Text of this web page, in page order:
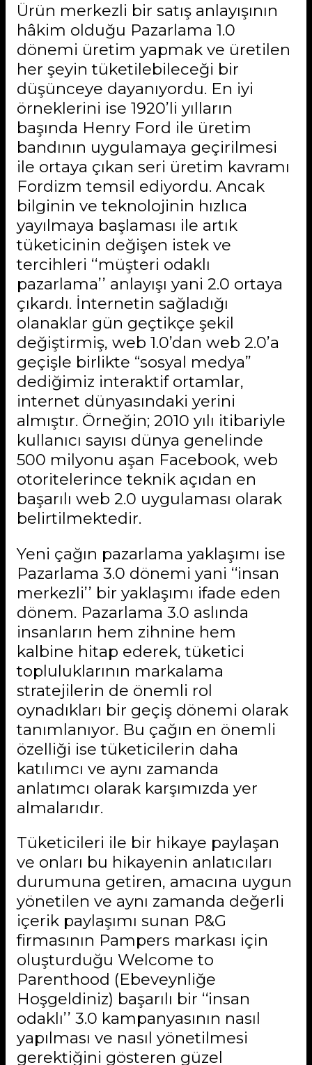
Ürün merkezli bir satış anlayışının
hâkim olduğu Pazarlama 1.0
dönemi üretim yapmak ve üretilen
her şeyin tüketilebileceği bir
düşünceye dayanıyordu. En iyi
örneklerini ise 1920’li yılların
başında Henry Ford ile üretim
bandının uygulamaya geçirilmesi
ile ortaya çıkan seri üretim kavramı
Fordizm temsil ediyordu. Ancak
bilginin ve teknolojinin hızlıca
yayılmaya başlaması ile artık
tüketicinin değişen istek ve
tercihleri ‘‘müşteri odaklı
pazarlama’’ anlayışı yani 2.0 ortaya
çıkardı. İnternetin sağladığı
olanaklar gün geçtikçe şekil
değiştirmiş, web 1.0’dan web 2.0’a
geçişle birlikte “sosyal medya”
dediğimiz interaktif ortamlar,
internet dünyasındaki yerini
almıştır. Örneğin; 2010 yılı itibariyle
kullanıcı sayısı dünya genelinde
500 milyonu aşan Facebook, web
otoritelerince teknik açıdan en
başarılı web 2.0 uygulaması olarak
belirtilmektedir.
Yeni çağın pazarlama yaklaşımı ise
Pazarlama 3.0 dönemi yani ‘‘insan
merkezli’’ bir yaklaşımı ifade eden
dönem. Pazarlama 3.0 aslında
insanların hem zihnine hem
kalbine hitap ederek, tüketici
topluluklarının markalama
stratejilerin de önemli rol
oynadıkları bir geçiş dönemi olarak
tanımlanıyor. Bu çağın en önemli
özelliği ise tüketicilerin daha
katılımcı ve aynı zamanda
anlatımcı olarak karşımızda yer
almalarıdır.
Tüketicileri ile bir hikaye paylaşan
ve onları bu hikayenin anlatıcıları
durumuna getiren, amacına uygun
yönetilen ve aynı zamanda değerli
içerik paylaşımı sunan P&G
firmasının Pampers markası için
oluşturduğu Welcome to
Parenthood (Ebeveynliğe
Hoşgeldiniz) başarılı bir ‘‘insan
odaklı’’ 3.0 kampanyasının nasıl
yapılması ve nasıl yönetilmesi
gerektiğini gösteren güzel